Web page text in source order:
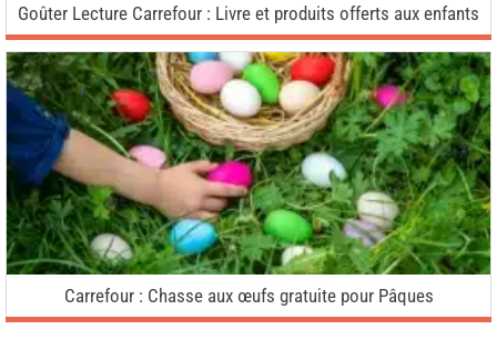
Goûter Lecture Carrefour : Livre et produits offerts aux enfants
Carrefour : Chasse aux œufs gratuite pour Pâques